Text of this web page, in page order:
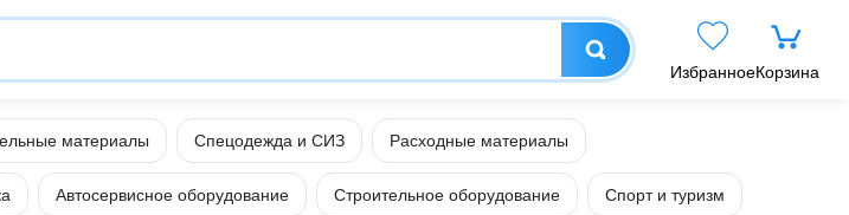
ИзбранноеКорзина
материалы Спецодежда и СИЗ Расходные материалы
Автосервисное оборудование Строительное оборудование Спорт и туризм